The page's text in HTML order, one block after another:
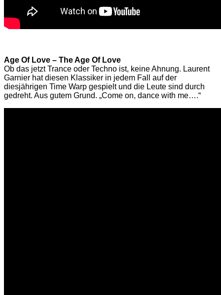
Age Of Love ‎– The Age Of Love
Ob das jetzt Trance oder Techno ist, keine Ahnung. Laurent
Garnier hat diesen Klassiker in jedem Fall auf der
diesjährigen Time Warp gespielt und die Leute sind durch
gedreht. Aus gutem Grund. „Come on, dance with me….“